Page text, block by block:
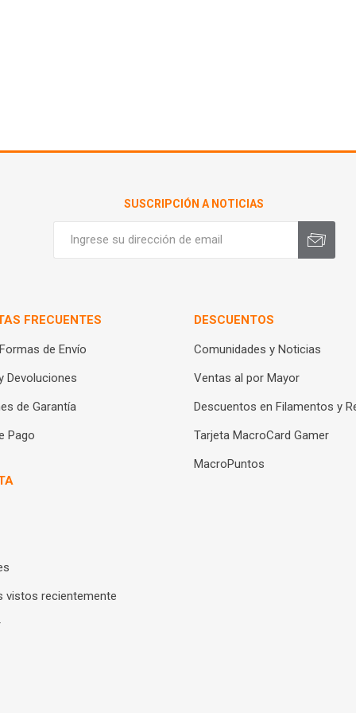
SUSCRIPCIÓN A NOTICIAS
FRECUENTES
de Envío
Devoluciones
de Garantía
Pago
vistos recientemente
DESCUENTOS
Comunidades y Noticias
Ventas al por Mayor
Descuentos en Filamentos y
Tarjeta MacroCard Gamer
MacroPuntos